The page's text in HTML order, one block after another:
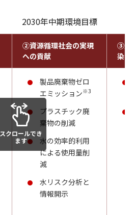
2030年中期環境目標
②資源循環社会の実現
への貢献
③生
染防
製品廃棄物ゼロ
エミッション※3
プラスチック廃
棄物の削減
水の効率的利用
による使用量削
減
水リスク分析と
情報開示
スクロールでき
ます